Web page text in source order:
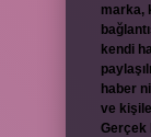
marka,
kendi
haber
ve
Gerçek